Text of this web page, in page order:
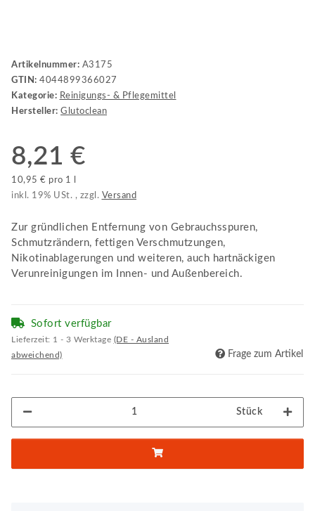
Artikelnummer: A3175
GTIN: 4044899366027
Kategorie: Reinigungs- & Pflegemittel
Hersteller: Glutoclean
8,21 €
10,95 € pro 1 l
inkl. 19% USt. , zzgl. Versand
Zur gründlichen Entfernung von Gebrauchsspuren,
Schmutzrändern, fettigen Verschmutzungen,
Nikotinablagerungen und weiteren, auch hartnäckigen
Verunreinigungen im Innen- und Außenbereich.
Sofort verfügbar
Lieferzeit: 1 - 3 Werktage (DE - Ausland
abweichend)
Frage zum Artikel
Stück